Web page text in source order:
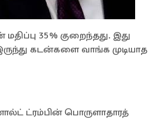
35% குறைந்தது. இது
கடன்களை வாங்க முடியாத
ட்ரம்பின் பொருளாதாரத்